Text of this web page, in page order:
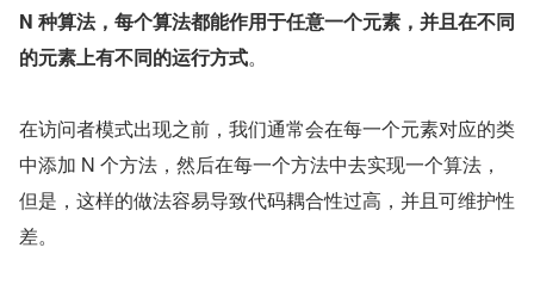
N 种算法，每个算法都能作用于任意一个元素，并且在不同
的元素上有不同的运行方式。
在访问者模式出现之前，我们通常会在每一个元素对应的类
中添加 N 个方法，然后在每一个方法中去实现一个算法，
但是，这样的做法容易导致代码耦合性过高，并且可维护性
差。